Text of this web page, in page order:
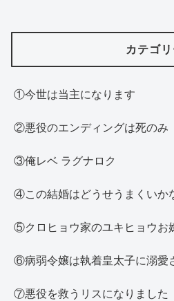
カテゴ
①今世は当主になります
②悪役のエンディングは死のみ
③俺レベ ラグナロク
④この結婚はどうせうまくいか
⑤クロヒョウ家のユキヒョウお
⑥病弱令嬢は執着皇太子に溺愛
⑦悪役を救うリスになりました